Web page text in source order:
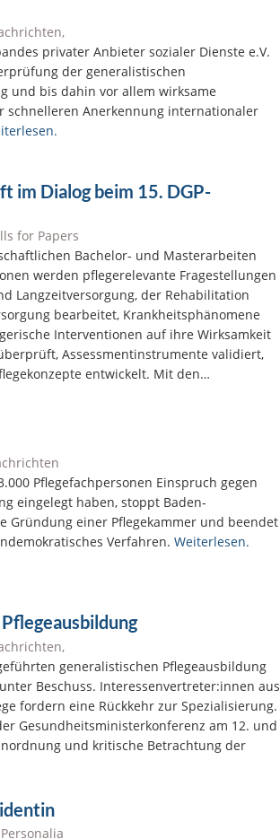
,
privater Anbieter sozialer Dienste e.V.
der generalistischen
und bis dahin vor allem wirksame
schnelleren Anerkennung internationaler
im Dialog beim 15. DGP-
for Papers
Bachelor- und Masterarbeiten
werden pflegerelevante Fragestellungen
Langzeitversorgung, der Rehabilitation
bearbeitet, Krankheitsphänomene
Interventionen auf ihre Wirksamkeit
Assessmentinstrumente validiert,
entwickelt. Mit den…
Pflegefachpersonen Einspruch gegen
eingelegt haben, stoppt Baden-
Gründung einer Pflegekammer und beendet
Verfahren. Weiterlesen.
,
generalistischen Pflegeausbildung
Beschuss. Interessenvertreter:innen aus
fordern eine Rückkehr zur Spezialisierung.
Gesundheitsministerkonferenz am 12. und
und kritische Betrachtung der
Personalia